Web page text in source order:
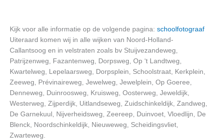
Kijk voor alle informatie op de volgende pagina: schoolfotograaf
Uiteraard komen wij in alle wijken van Noord-Holland-
Callantsoog en in velstraten zoals bv Stuijvezandeweg,
Patrijzenweg, Fazantenweg, Dorpsweg, Op ‘t Landtweg,
Kwartelweg, Lepelaarsweg, Dorpsplein, Schoolstraat, Kerkplein,
Zeeweg, Prévinaireweg, Jewelweg, Jewelplein, Op Goeree,
Denneweg, Duinroosweg, Kruisweg, Oosterweg, Jeweldijk,
Westerweg, Zijperdijk, Uitlandseweg, Zuidschinkeldijk, Zandweg,
De Garnekuul, Nijverheidsweg, Zeereep, Duinvoet, Vloedlijn, De
Blenck, Noordschinkeldijk, Nieuweweg, Scheidingsvliet,
Zwarteweg.